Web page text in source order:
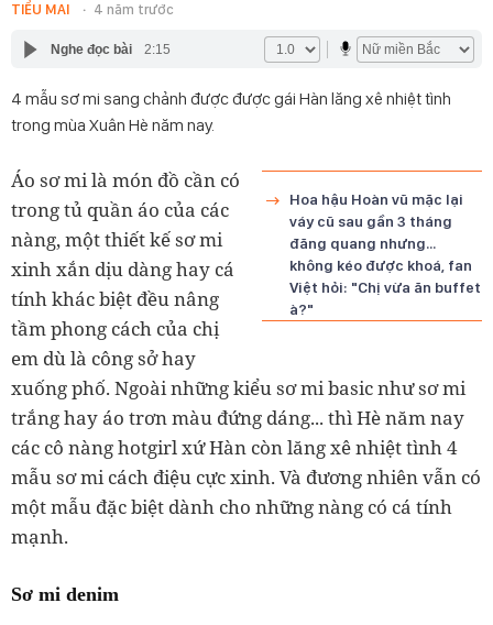
TIỂU MAI 4 năm trước
Nghe đọc bài 2:15
4 mẫu sơ mi sang chảnh được được gái Hàn lăng xê nhiệt tình
trong mùa Xuân Hè năm nay.
Hoa hậu Hoàn vũ mặc lại
váy cũ sau gần 3 tháng
đăng quang nhưng...
không kéo được khoá, fan
Việt hỏi: "Chị vừa ăn buffet
à?"
Áo sơ mi là món đồ cần có
trong tủ quần áo của các
nàng, một thiết kế sơ mi
xinh xắn dịu dàng hay cá
tính khác biệt đều nâng
tầm phong cách của chị
em dù là công sở hay
xuống phố. Ngoài những kiểu sơ mi basic như sơ mi
trắng hay áo trơn màu đứng dáng... thì Hè năm nay
các cô nàng hotgirl xứ Hàn còn lăng xê nhiệt tình 4
mẫu sơ mi cách điệu cực xinh. Và đương nhiên vẫn có
một mẫu đặc biệt dành cho những nàng có cá tính
mạnh.
Sơ mi denim